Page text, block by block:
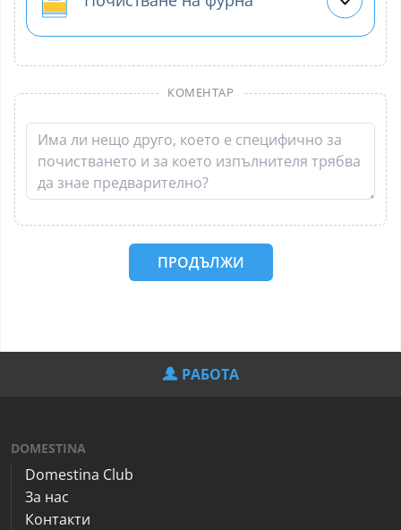
КОМЕНТАР
ПРОДЪЛЖИ
РАБОТА
DOMESTINA
Domestina Club
За нас
Контакти